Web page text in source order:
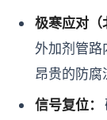
极寒应对（
外加剂管路
昂贵的防腐
信号复位：